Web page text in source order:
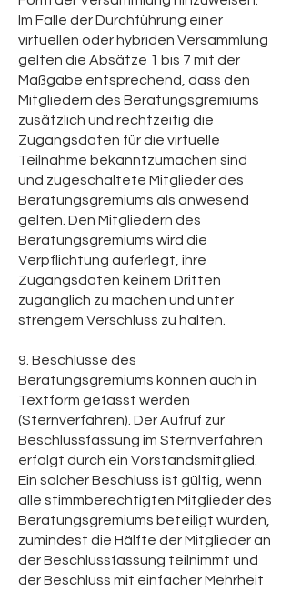
Im Falle der Durchführung einer
virtuellen oder hybriden Versammlung
gelten die Absätze 1 bis 7 mit der
Maßgabe entsprechend, dass den
Mitgliedern des Beratungsgremiums
zusätzlich und rechtzeitig die
Zugangsdaten für die virtuelle
Teilnahme bekanntzumachen sind
und zugeschaltete Mitglieder des
Beratungsgremiums als anwesend
gelten. Den Mitgliedern des
Beratungsgremiums wird die
Verpflichtung auferlegt, ihre
Zugangsdaten keinem Dritten
zugänglich zu machen und unter
strengem Verschluss zu halten.
9. Beschlüsse des
Beratungsgremiums können auch in
Textform gefasst werden
(Sternverfahren). Der Aufruf zur
Beschlussfassung im Sternverfahren
erfolgt durch ein Vorstandsmitglied.
Ein solcher Beschluss ist gültig, wenn
alle stimmberechtigten Mitglieder des
Beratungsgremiums beteiligt wurden,
zumindest die Hälfte der Mitglieder an
der Beschlussfassung teilnimmt und
der Beschluss mit einfacher Mehrheit